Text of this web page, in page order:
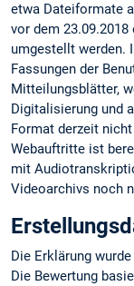
etwa Dateiformate
vor dem
umgestellt werden.
Fassungen der
Mitteilungsblätter,
Digitalisierung und
Format derzeit
Webauftritte ist
mit
Videoarchivs noch
Die Erklärung
Die Bewertung